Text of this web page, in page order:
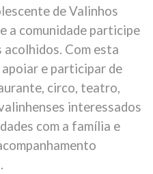
de Valinhos
a comunidade participe
acolhidos. Com esta
e participar de
circo, teatro,
interessados
com a família e